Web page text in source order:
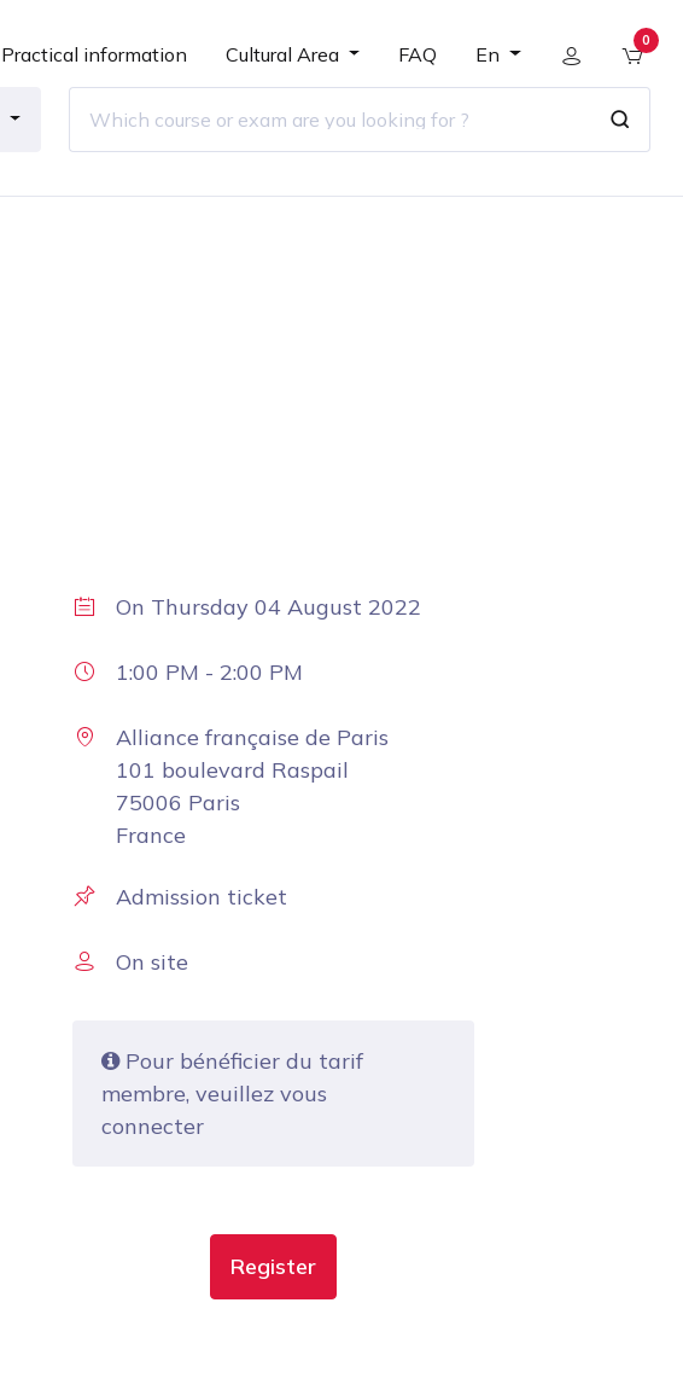
Practical information Cultural Area FAQ En
0
On Thursday 04 August 2022
1:00 PM - 2:00 PM
Alliance française de Paris
101 boulevard Raspail
75006 Paris
France
Admission ticket
On site
Pour bénéficier du tarif
membre, veuillez vous
connecter
Register